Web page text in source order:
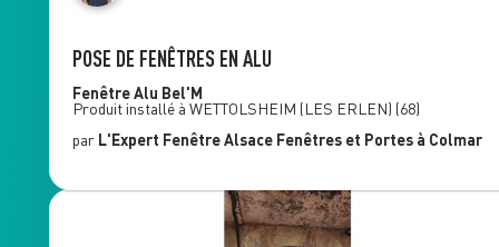
POSE DE FENÊTRES EN ALU
Fenêtre Alu Bel'M
Produit installé à WETTOLSHEIM (LES ERLEN) (68)
par L'Expert FenêtreAlsace Fenêtres et Portes à Colmar